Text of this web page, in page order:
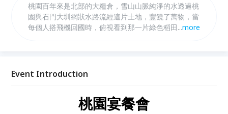
桃園百年來是北部的大糧倉，雪山山脈純淨的水透過桃
園與石門大圳網狀水路流經這片土地，豐饒了萬物，當
每個人搭飛機回國時，俯視看到那一片綠色稻田中大大
過藍帶主廚們的味覺設計成一道道有桃園風土的美味佳
...more
Event Introduction
桃園宴餐會